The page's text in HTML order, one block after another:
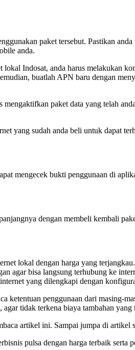
paket tersebut. Pastikan
anda.
Indosat, anda harus melakukan
buatlah APN baru dengan
paket data yang telah
yang sudah anda beli untuk dapat
mengecek bukti penggunaan di
dengan membeli kembali
lokal dengan harga yang
agar bisa langsung terhubung ke
yang dilengkapi dengan
ketentuan penggunaan dari masing-
agar tidak terkena biaya tambahan
artikel ini. Sampai jumpa di artikel
pulsa dengan harga terbaik serta